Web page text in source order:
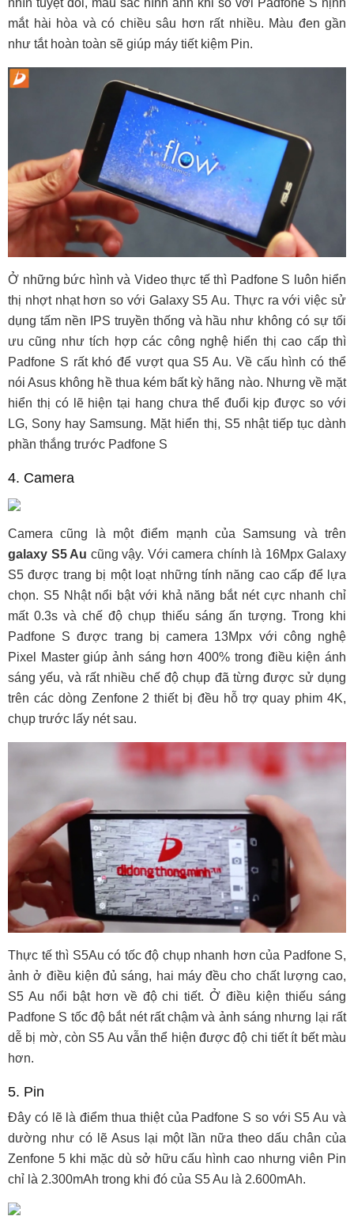
mắt hài hòa và có chiều sâu hơn rất nhiều. Màu đen gần
như tắt hoàn toàn sẽ giúp máy tiết kiệm Pin.
Ở những bức hình và Video thực tế thì Padfone S luôn hiển
thị nhợt nhạt hơn so với Galaxy S5 Au. Thực ra với việc sử
dụng tấm nền IPS truyền thống và hầu như không có sự tối
ưu cũng như tích hợp các công nghệ hiển thị cao cấp thì
Padfone S rất khó để vượt qua S5 Au. Về cấu hình có thể
nói Asus không hề thua kém bất kỳ hãng nào. Nhưng về mặt
hiển thị có lẽ hiện tại hang chưa thể đuổi kịp được so với
LG, Sony hay Samsung. Mặt hiển thị, S5 nhật tiếp tục dành
phần thắng trước Padfone S
4. Camera
Camera cũng là một điểm mạnh của Samsung và trên
galaxy S5 Au cũng vậy. Với camera chính là 16Mpx Galaxy
S5 được trang bị một loạt những tính năng cao cấp để lựa
chọn. S5 Nhật nổi bật với khả năng bắt nét cực nhanh chỉ
mất 0.3s và chế độ chụp thiếu sáng ấn tượng. Trong khi
Padfone S được trang bị camera 13Mpx với công nghệ
Pixel Master giúp ảnh sáng hơn 400% trong điều kiện ánh
sáng yếu, và rất nhiều chế độ chụp đã từng được sử dụng
trên các dòng Zenfone 2 thiết bị đều hỗ trợ quay phim 4K,
chụp trước lấy nét sau.
Thực tế thì S5Au có tốc độ chụp nhanh hơn của Padfone S,
ảnh ở điều kiện đủ sáng, hai máy đều cho chất lượng cao,
S5 Au nổi bật hơn về độ chi tiết. Ở điều kiện thiếu sáng
Padfone S tốc độ bắt nét rất chậm và ảnh sáng nhưng lại rất
dễ bị mờ, còn S5 Au vẫn thể hiện được độ chi tiết ít bết màu
hơn.
5. Pin
Đây có lẽ là điểm thua thiệt của Padfone S so với S5 Au và
dường như có lẽ Asus lại một lần nữa theo dấu chân của
Zenfone 5 khi mặc dù sở hữu cấu hình cao nhưng viên Pin
chỉ là 2.300mAh trong khi đó của S5 Au là 2.600mAh.